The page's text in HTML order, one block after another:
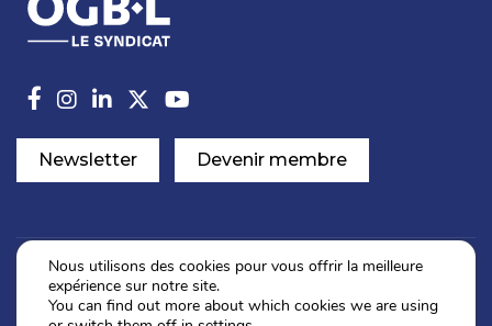
Newsletter Devenir membre
Politique de confidentialité
Mentions légales
Nous utilisons des cookies pour vous offrir la meilleure
expérience sur notre site.
You can find out more about which cookies we are using